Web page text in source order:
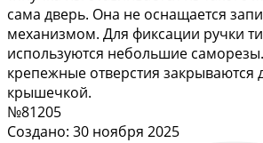
сама дверь. Она не оснащается
механизмом. Для фиксации ручки
используются небольшие
крепежные отверстия закрываются
крышечкой.
№81205
Создано: 30 ноября 2025